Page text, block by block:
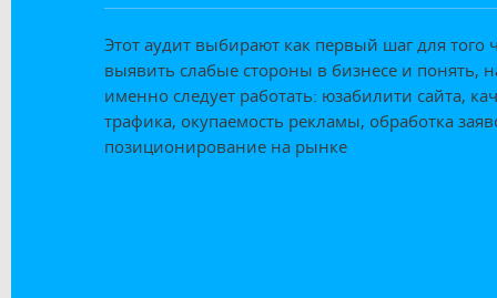
Этот аудит выбирают как первый шаг для того
выявить слабые стороны в бизнесе и понять,
именно следует работать: юзабилити сайта,
трафика, окупаемость рекламы, обработка
позиционирование на рынке